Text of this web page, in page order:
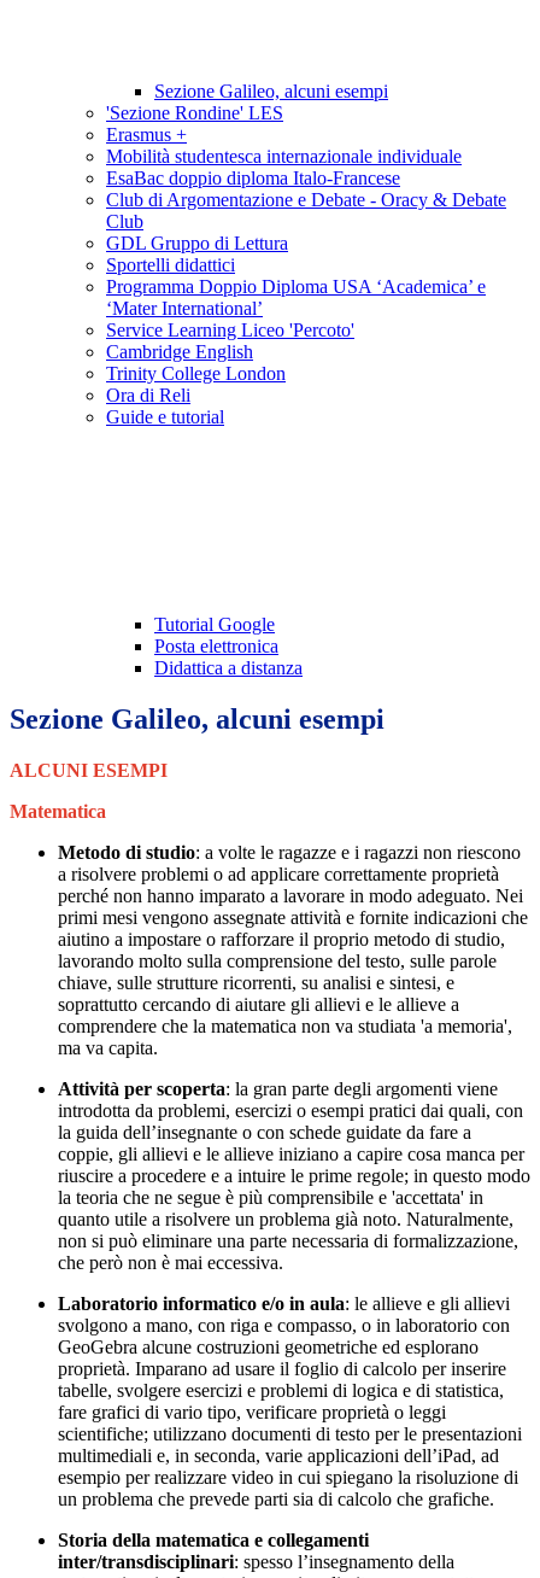
Sezione Galileo, alcuni esempi
'Sezione Rondine' LES
Erasmus +
Mobilità studentesca internazionale individuale
EsaBac doppio diploma Italo-Francese
Club di Argomentazione e Debate - Oracy & Debate
Club
GDL Gruppo di Lettura
Sportelli didattici
Programma Doppio Diploma USA ‘Academica’ e
‘Mater International’
Service Learning Liceo 'Percoto'
Cambridge English
Trinity College London
Ora di Reli
Guide e tutorial
Tutorial Google
Posta elettronica
Didattica a distanza
Sezione Galileo, alcuni esempi
ALCUNI ESEMPI
Matematica
Metodo di studio: a volte le ragazze e i ragazzi non riescono
a risolvere problemi o ad applicare correttamente proprietà
perché non hanno imparato a lavorare in modo adeguato. Nei
primi mesi vengono assegnate attività e fornite indicazioni che
aiutino a impostare o rafforzare il proprio metodo di studio,
lavorando molto sulla comprensione del testo, sulle parole
chiave, sulle strutture ricorrenti, su analisi e sintesi, e
soprattutto cercando di aiutare gli allievi e le allieve a
comprendere che la matematica non va studiata 'a memoria',
ma va capita.
Attività per scoperta: la gran parte degli argomenti viene
introdotta da problemi, esercizi o esempi pratici dai quali, con
la guida dell’insegnante o con schede guidate da fare a
coppie, gli allievi e le allieve iniziano a capire cosa manca per
riuscire a procedere e a intuire le prime regole; in questo modo
la teoria che ne segue è più comprensibile e 'accettata' in
quanto utile a risolvere un problema già noto. Naturalmente,
non si può eliminare una parte necessaria di formalizzazione,
che però non è mai eccessiva.
Laboratorio informatico e/o in aula: le allieve e gli allievi
svolgono a mano, con riga e compasso, o in laboratorio con
GeoGebra alcune costruzioni geometriche ed esplorano
proprietà. Imparano ad usare il foglio di calcolo per inserire
tabelle, svolgere esercizi e problemi di logica e di statistica,
fare grafici di vario tipo, verificare proprietà o leggi
scientifiche; utilizzano documenti di testo per le presentazioni
multimediali e, in seconda, varie applicazioni dell’iPad, ad
esempio per realizzare video in cui spiegano la risoluzione di
un problema che prevede parti sia di calcolo che grafiche.
Storia della matematica e collegamenti
inter/transdisciplinari: spesso l’insegnamento della